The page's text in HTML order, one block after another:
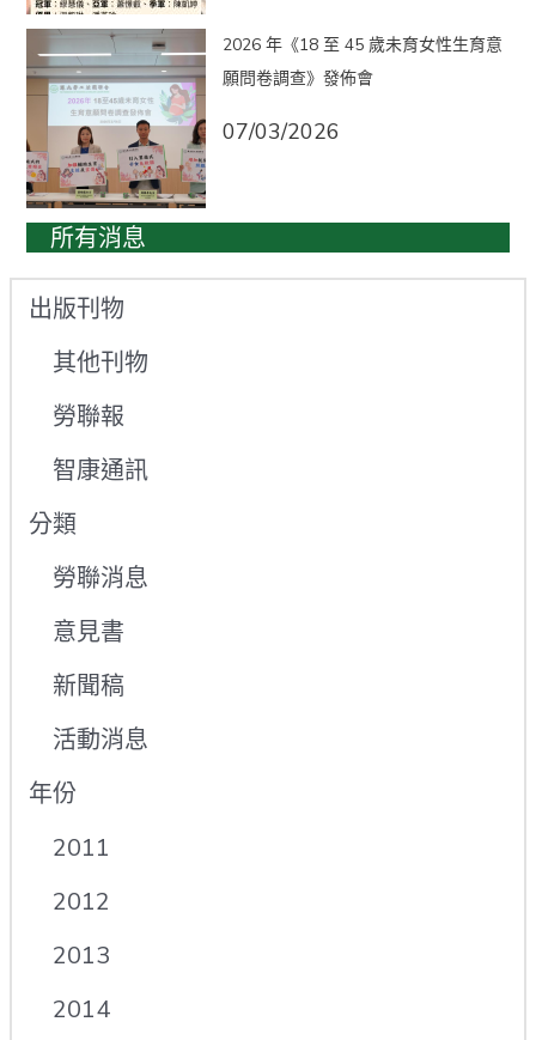
2026 年《18 至 45 歲未育女性生育意
願問卷調查》發佈會
07/03/2026
所有消息
出版刊物
其他刊物
勞聯報
智康通訊
分類
勞聯消息
意見書
新聞稿
活動消息
年份
2011
2012
2013
2014